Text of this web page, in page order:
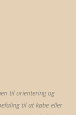
til orientering og
til at købe eller